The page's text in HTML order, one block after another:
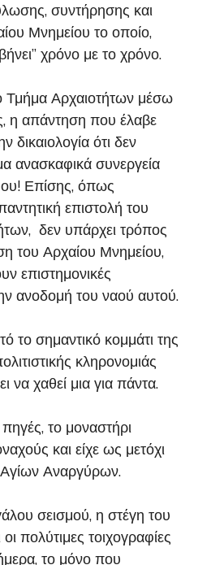
συντήρησης και
Μνημείου το οποίο,
χρόνο με το χρόνο.
Τμήμα Αρχαιοτήτων μέσω
η απάντηση που έλαβε
δικαιολογία ότι δεν
ανασκαφικά συνεργεία
Επίσης, όπως
επιστολή του
δεν υπάρχει τρόπος
του Αρχαίου Μνημείου,
επιστημονικές
ανοδομή του ναού αυτού.
το σημαντικό κομμάτι της
κληρονομιάς
να χαθεί μια για πάντα.
το μοναστήρι
και είχε ως μετόχι
Αναργύρων.
σεισμού, η στέγη του
πολύτιμες τοιχογραφίες
το μόνο που